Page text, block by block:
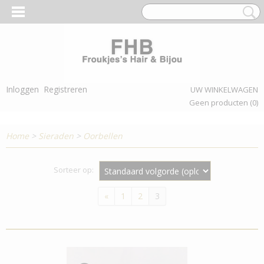
Inloggen Registreren
UW WINKELWAGEN
Geen producten (0)
Home > Sieraden > Oorbellen
Sorteer op:
« 1 2 3